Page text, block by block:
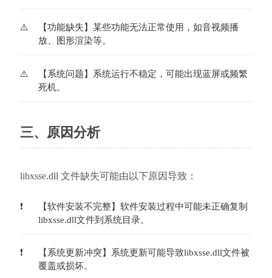
【功能缺失】某些功能无法正常使用，如音视频播
放、图形渲染等。
【系统问题】系统运行不稳定，可能出现蓝屏或频繁
死机。
三、原因分析
libxsse.dll 文件缺失可能由以下原因导致：
【软件安装不完整】软件安装过程中可能未正确复制
libxsse.dll文件到系统目录。
【系统更新冲突】系统更新可能导致libxsse.dll文件被
覆盖或损坏。